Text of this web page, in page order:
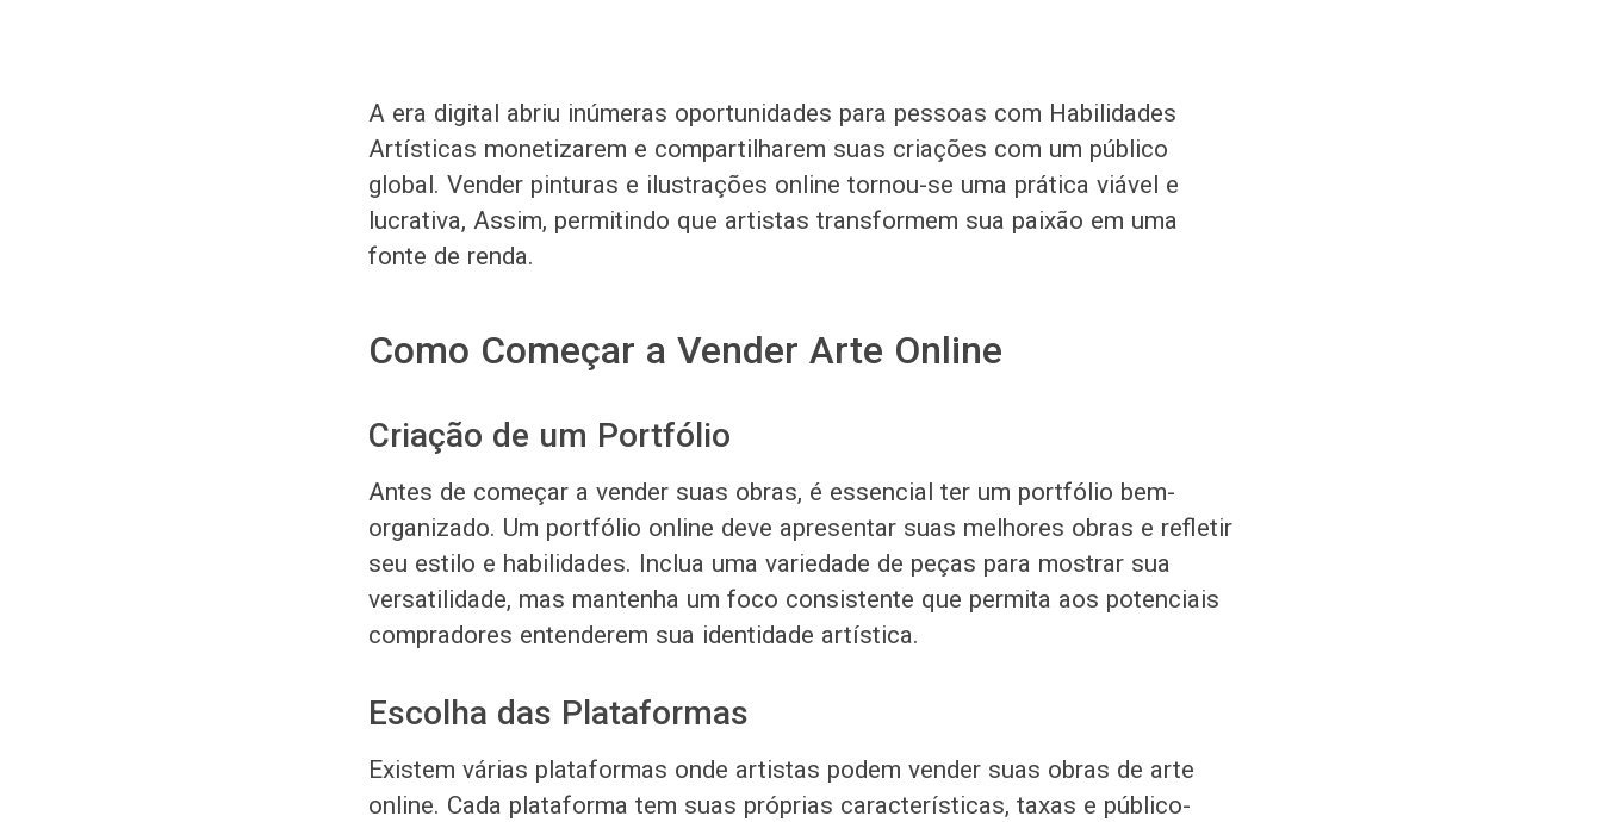
A era digital abriu inúmeras oportunidades para pessoas com Habilidades
Artísticas monetizarem e compartilharem suas criações com um público
global. Vender pinturas e ilustrações online tornou-se uma prática viável e
lucrativa, Assim, permitindo que artistas transformem sua paixão em uma
fonte de renda.
Como Começar a Vender Arte Online
Criação de um Portfólio
Antes de começar a vender suas obras, é essencial ter um portfólio bem-
organizado. Um portfólio online deve apresentar suas melhores obras e refletir
seu estilo e habilidades. Inclua uma variedade de peças para mostrar sua
versatilidade, mas mantenha um foco consistente que permita aos potenciais
compradores entenderem sua identidade artística.
Escolha das Plataformas
Existem várias plataformas onde artistas podem vender suas obras de arte
online. Cada plataforma tem suas próprias características, taxas e público-